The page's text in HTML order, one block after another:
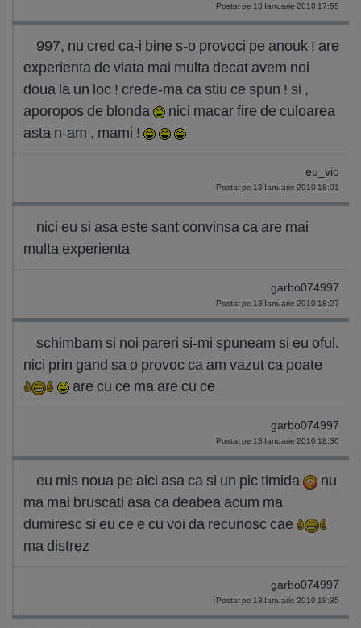
Postat pe 13 Ianuarie 2010 17:55
997, nu cred ca-i bine s-o provoci pe anouk ! are
experienta de viata mai multa decat avem noi
doua la un loc ! crede-ma ca stiu ce spun ! si ,
aporopos de blonda
nici macar fire de culoarea
asta n-am , mami !
eu_vio
Postat pe 13 Ianuarie 2010 18:01
nici eu si asa este sant convinsa ca are mai
multa experienta
garbo074997
Postat pe 13 Ianuarie 2010 18:27
schimbam si noi pareri si-mi spuneam si eu oful.
nici prin gand sa o provoc ca am vazut ca poate
are cu ce ma are cu ce
garbo074997
Postat pe 13 Ianuarie 2010 18:30
eu mis noua pe aici asa ca si un pic timida
nu
ma mai bruscati asa ca deabea acum ma
dumiresc si eu ce e cu voi da recunosc cae
ma distrez
garbo074997
Postat pe 13 Ianuarie 2010 18:35